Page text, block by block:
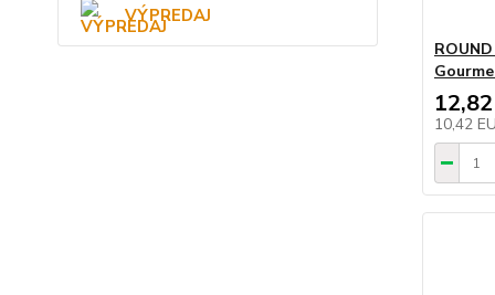
VÝPREDAJ
10,42